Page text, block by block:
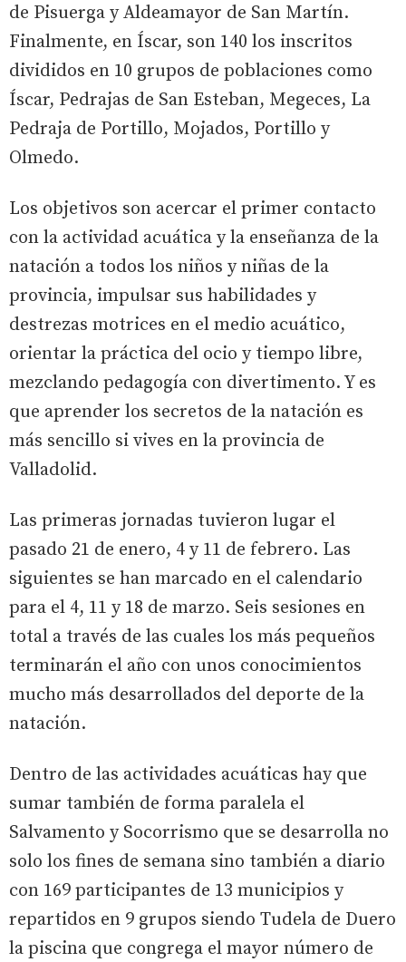
de Pisuerga y Aldeamayor de San Martín.
Finalmente, en Íscar, son 140 los inscritos
divididos en 10 grupos de poblaciones como
Íscar, Pedrajas de San Esteban, Megeces, La
Pedraja de Portillo, Mojados, Portillo y
Olmedo.
Los objetivos son acercar el primer contacto
con la actividad acuática y la enseñanza de la
natación a todos los niños y niñas de la
provincia, impulsar sus habilidades y
destrezas motrices en el medio acuático,
orientar la práctica del ocio y tiempo libre,
mezclando pedagogía con divertimento. Y es
que aprender los secretos de la natación es
más sencillo si vives en la provincia de
Valladolid.
Las primeras jornadas tuvieron lugar el
pasado 21 de enero, 4 y 11 de febrero. Las
siguientes se han marcado en el calendario
para el 4, 11 y 18 de marzo. Seis sesiones en
total a través de las cuales los más pequeños
terminarán el año con unos conocimientos
mucho más desarrollados del deporte de la
natación.
Dentro de las actividades acuáticas hay que
sumar también de forma paralela el
Salvamento y Socorrismo que se desarrolla no
solo los fines de semana sino también a diario
con 169 participantes de 13 municipios y
repartidos en 9 grupos siendo Tudela de Duero
la piscina que congrega el mayor número de